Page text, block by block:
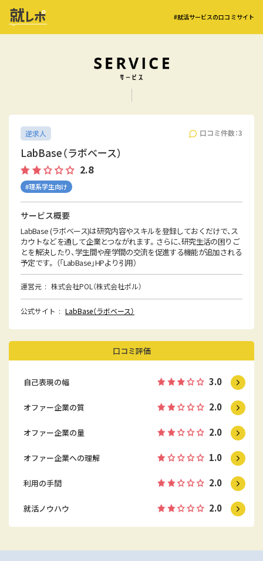
#就活サービスの口コミサイト
口コミ件数：3
逆求人
LabBase（ラボベース）
2.8
#理系学生向け
サービス概要
LabBase (ラボベース)は研究内容やスキルを登録しておくだけで、ス
カウトなどを通して企業とつながれます。さらに、研究生活の困りご
とを解決したり、学生間や産学間の交流を促進する機能が追加される
予定です。 （「LabBase」HPより引用）
運営元 株式会社POL（株式会社ポル）
公式サイト LabBase（ラボベース）
口コミ評価
自己表現の幅 3.0
オファー企業の質 2.0
オファー企業の量 2.0
オファー企業への理解 1.0
利用の手間 2.0
就活ノウハウ 2.0